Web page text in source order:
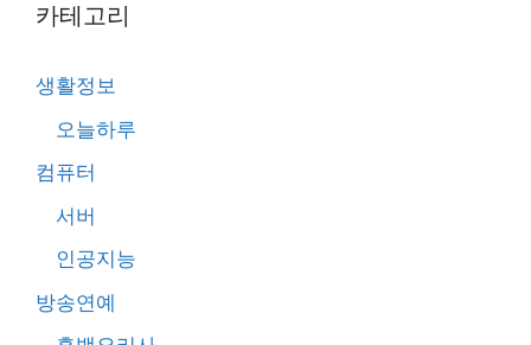
카테고리
생활정보
오늘하루
컴퓨터
서버
인공지능
방송연예